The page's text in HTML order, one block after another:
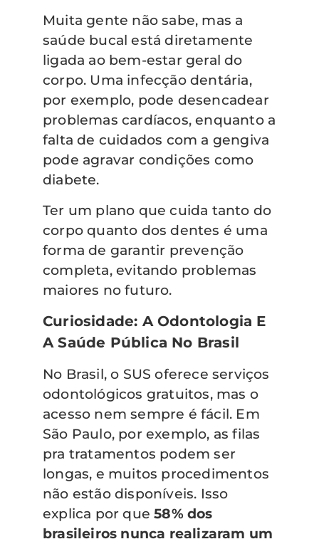
Muita gente não sabe, mas a
saúde bucal está diretamente
ligada ao bem-estar geral do
corpo. Uma infecção dentária,
por exemplo, pode desencadear
problemas cardíacos, enquanto a
falta de cuidados com a gengiva
pode agravar condições como
diabete.
Ter um plano que cuida tanto do
corpo quanto dos dentes é uma
forma de garantir prevenção
completa, evitando problemas
maiores no futuro.
Curiosidade: A Odontologia E
A Saúde Pública No Brasil
No Brasil, o SUS oferece serviços
odontológicos gratuitos, mas o
acesso nem sempre é fácil. Em
São Paulo, por exemplo, as filas
pra tratamentos podem ser
longas, e muitos procedimentos
não estão disponíveis. Isso
explica por que58% dos
brasileiros nunca realizaram um